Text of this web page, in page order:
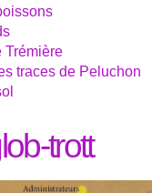
Trémière
traces de Peluchon
trott